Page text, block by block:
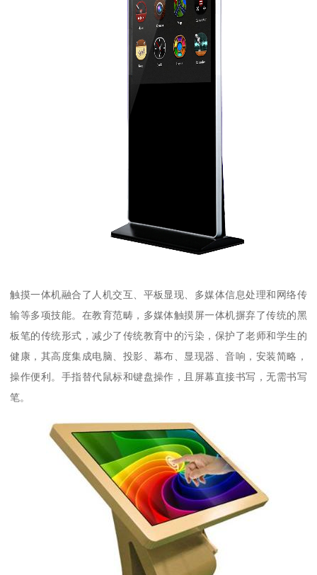
触摸一体机融合了人机交互、平板显现、多媒体信息处理和网络传
输等多项技能。在教育范畴，多媒体触摸屏一体机摒弃了传统的黑
板笔的传统形式，减少了传统教育中的污染，保护了老师和学生的
健康，其高度集成电脑、投影、幕布、显现器、音响，安装简略，
操作便利。手指替代鼠标和键盘操作，且屏幕直接书写，无需书写
笔。